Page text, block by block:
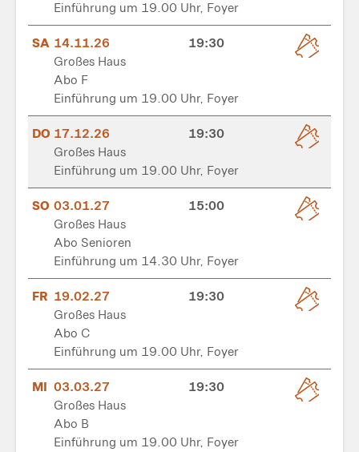
Einführung um 19.00 Uhr, Foyer
SA 14.11.26
19:30
Großes Haus
Abo F
Einführung um 19.00 Uhr, Foyer
DO 17.12.26
19:30
Großes Haus
Einführung um 19.00 Uhr, Foyer
SO 03.01.27
15:00
Großes Haus
Abo Senioren
Einführung um 14.30 Uhr, Foyer
FR 19.02.27
19:30
Großes Haus
Abo C
Einführung um 19.00 Uhr, Foyer
MI 03.03.27
19:30
Großes Haus
Abo B
Einführung um 19.00 Uhr, Foyer